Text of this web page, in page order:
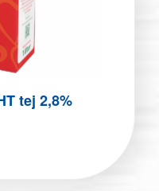
tej 2,8%